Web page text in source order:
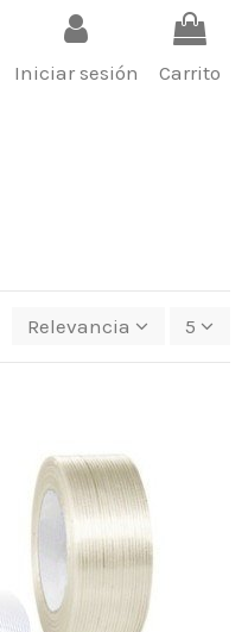
Iniciar sesión Carrito
Relevancia 5